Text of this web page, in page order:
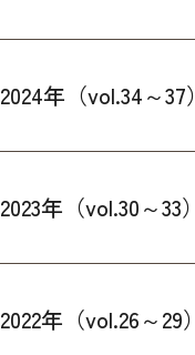
2024年（vol.34～37）
2023年（vol.30～33）
2022年（vol.26～29）